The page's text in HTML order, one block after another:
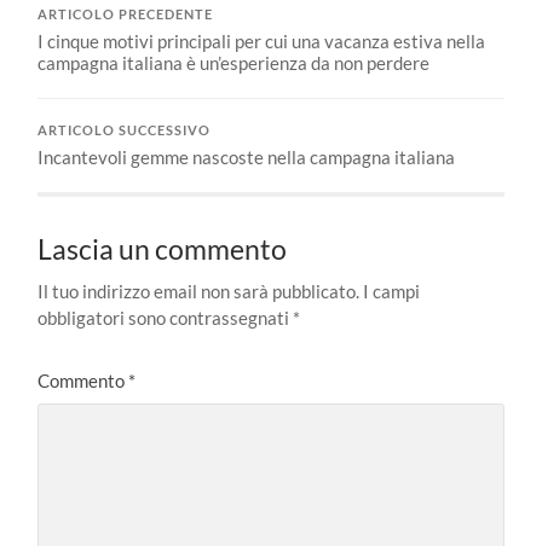
ARTICOLO PRECEDENTE
I cinque motivi principali per cui una vacanza estiva nella
campagna italiana è un’esperienza da non perdere
ARTICOLO SUCCESSIVO
Incantevoli gemme nascoste nella campagna italiana
Lascia un commento
Il tuo indirizzo email non sarà pubblicato. I campi
obbligatori sono contrassegnati *
Commento *